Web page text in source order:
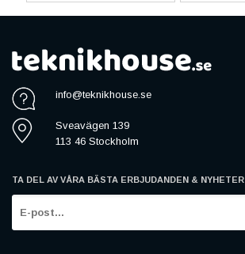
info@teknikhouse.se
Sveavägen 139
113 46 Stockholm
TA DEL AV VÅRA BÄSTA ERBJUDANDEN & NYHETER